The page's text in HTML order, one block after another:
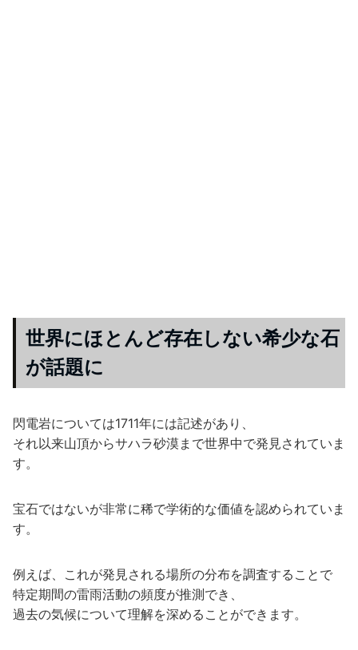
世界にほとんど存在しない希少な石
が話題に
閃電岩については1711年には記述があり、
それ以来山頂からサハラ砂漠まで世界中で発見されていま
す。
宝石ではないが非常に稀で学術的な価値を認められていま
す。
例えば、これが発見される場所の分布を調査することで
特定期間の雷雨活動の頻度が推測でき、
過去の気候について理解を深めることができます。